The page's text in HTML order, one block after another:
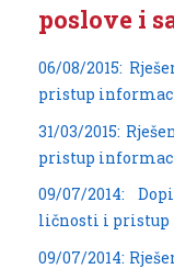
poslove i
06/08/2015:
pristup
31/03/2015:
pristup
09/07/2014:
ličnosti i pristup
09/07/2014: